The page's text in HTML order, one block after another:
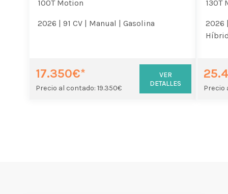
100T Motion
2026 | 91 CV | Manual | Gasolina
17.350€*
Precio al contado: 19.350€
VER
DETALLES
130T
2026
Precio